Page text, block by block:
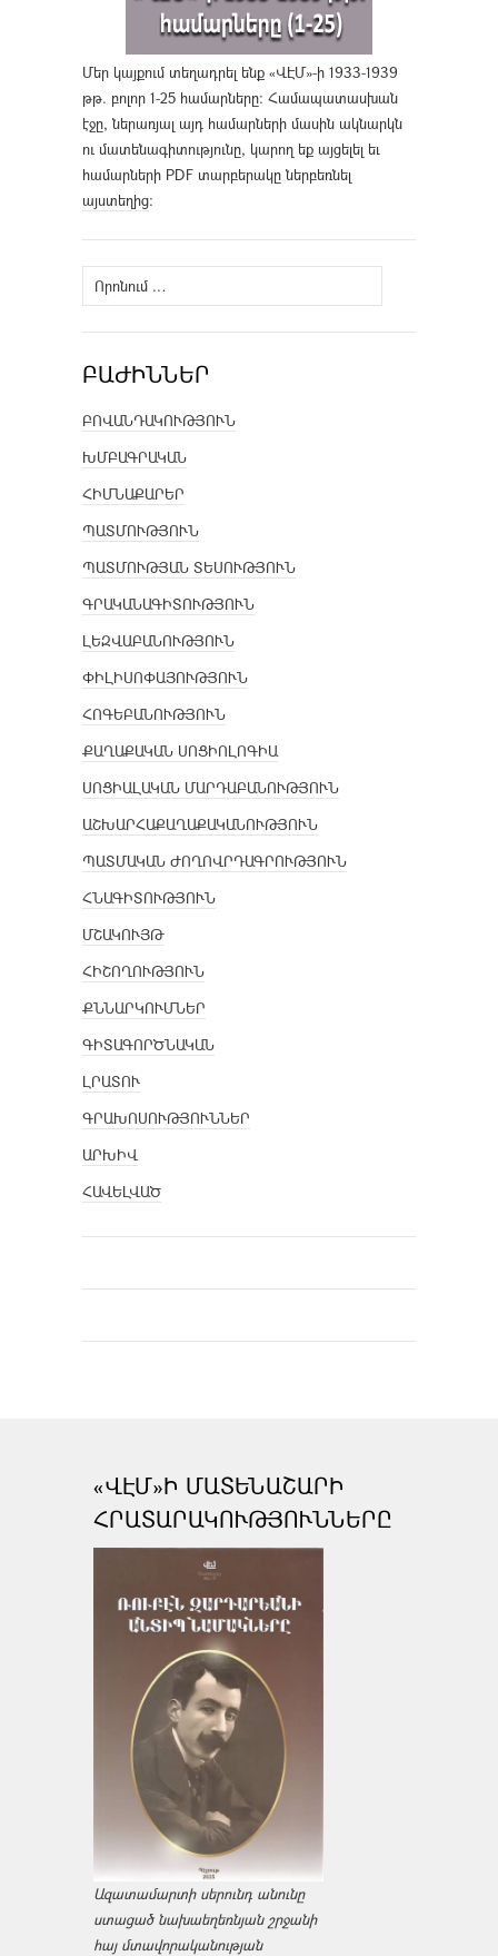
Մեր կայքում տեղադրել ենք «ՎԷՄ»-ի 1933-1939
թթ. բոլոր 1-25 համարները։ Համապատասխան
էջը, ներառյալ այդ համարների մասին ակնարկն
ու մատենագիտությունը, կարող եք այցելել եւ
համարների PDF տարբերակը ներբեռնել
այստեղից։
Որոնել՝
ԲԱԺԻՆՆԵՐ
ԲՈՎԱՆԴԱԿՈՒԹՅՈՒՆ
ԽՄԲԱԳՐԱԿԱՆ
ՀԻՄՆԱՔԱՐԵՐ
ՊԱՏՄՈՒԹՅՈՒՆ
ՊԱՏՄՈՒԹՅԱՆ ՏԵՍՈՒԹՅՈՒՆ
ԳՐԱԿԱՆԱԳԻՏՈՒԹՅՈՒՆ
ԼԵԶՎԱԲԱՆՈՒԹՅՈՒՆ
ՓԻԼԻՍՈՓԱՅՈՒԹՅՈՒՆ
ՀՈԳԵԲԱՆՈՒԹՅՈՒՆ
ՔԱՂԱՔԱԿԱՆ ՍՈՑԻՈԼՈԳԻԱ
ՍՈՑԻԱԼԱԿԱՆ ՄԱՐԴԱԲԱՆՈՒԹՅՈՒՆ
ԱՇԽԱՐՀԱՔԱՂԱՔԱԿԱՆՈՒԹՅՈՒՆ
ՊԱՏՄԱԿԱՆ ԺՈՂՈՎՐԴԱԳՐՈՒԹՅՈՒՆ
ՀՆԱԳԻՏՈՒԹՅՈՒՆ
ՄՇԱԿՈՒՅԹ
ՀԻՇՈՂՈՒԹՅՈՒՆ
ՔՆՆԱՐԿՈՒՄՆԵՐ
ԳԻՏԱԳՈՐԾՆԱԿԱՆ
ԼՐԱՏՈՒ
ԳՐԱԽՈՍՈՒԹՅՈՒՆՆԵՐ
ԱՐԽԻՎ
ՀԱՎԵԼՎԱԾ
«ՎԷՄ»Ի ՄԱՏԵՆԱՇԱՐԻ
ՀՐԱՏԱՐԱԿՈՒԹՅՈՒՆՆԵՐԸ
Ազատամարտի սերունդ անունը
ստացած նախաեղեռնյան շրջանի
հայ մտավորականության